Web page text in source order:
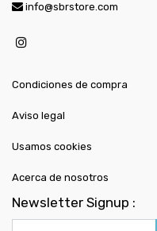
info@sbrstore.com
Condiciones de compra
Aviso legal
Usamos cookies
Acerca de nosotros
Newsletter Signup :